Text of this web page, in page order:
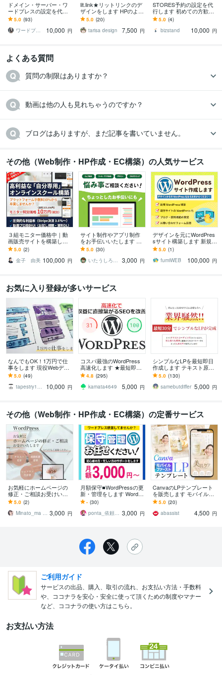
ドメイン・サーバー・ワ
ードプレスの設定を代行
します 自分で１から作成
したいが設定が複雑でで
きない方にオススメ！！
5.0 (93)
ワードプレスPro
10,000 円
lit.link★リットリンクのデ
ザインをします HPのよう
な魅力のあるlit.linkにしま
せんか？
5.0 (20)
tarisa design
7,500 円
STORES予約の設定を代
行します 初めての方歓迎
｜予約ページ公開までサ
ポートします
5.0 (4)
bizstand
10,000 円
よくある質問
質問の制限はありますか？
動画は他の人も見れちゃうのですか？
ブログはありますが、まだ記事を書いていません。
その他（Web制作・HP作成・EC構築）の人気サービス
３組モニター価格中｜動
画販売サイトを構築しま
す プラットフォームへの
高額手数料を卒業し利益
を最大化します
5.0 (2)
金子 由美 100,000 円
サイト制作やアプリ制作
をお手伝いいたします デ
ザイン・コーディング・
プログラミングの悩み事
相談ください！
5.0 (30)
いたうしろ｜Desigh ＆ Web
3,000 円
デザインを元にWordPres
sサイト構築します 新規構
築・静的サイトのWordPr
ess化おまかせください！
5.0 (1)
fumiWEB
100,000 円
お気に入り登録が多いサービス
なんでもOK！1万円で仕
事をします 現役Webデザ
イナーが誠実に対応しま
す
5.0 (49)
tapestry1975
10,000 円
コスパ最強のWordPress
高速化します ★最短即日
★検索順位ＵＰ！★100点
実績★アクセス数ＵＰ！
★
4.8 (295)
kamata4649
5,000 円
シンプルなLPを最短即日
作成します テキスト原稿
を元にhtmlとcssだけでコ
ーディングします。
5.0 (130)
samebutdiffer 5,000 円
その他（Web制作・HP作成・EC構築）の定番サービス
お気軽にホームページの
修正・ご相談お受けいた
します ホームページ修正
や、作成についてのご相
談もOK♫
5.0 (2)
Minato_ma Webデザイン 3,000 円
月額保守■WordPressの更
新・管理をします Wordpr
essの知識がない方・運用
が不安な方へ
- (30)
ponta_依頼多数のため返信遅れます 3,000 円
CanvaのLPテンプレート
を販売します モバイルフ
ァーストLP・自由に編集
可能(美容ver)
5.0 (20)
abassist
4,500 円
ご利用ガイド
サービスの出品、購入、取引の流れ、お支払い方法・手数料
や、ココナラを安心・安全に使って頂くための制度やマナー
など、ココナラの使い方はこちら。
お支払い方法